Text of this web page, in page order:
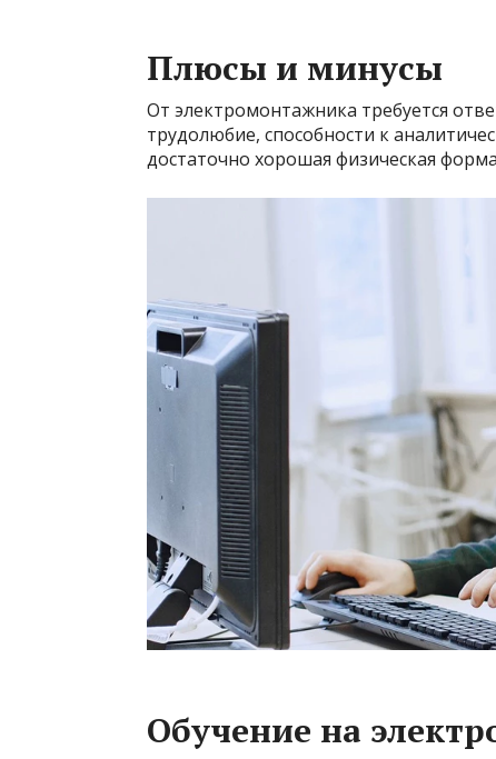
Плюсы и минусы
От электромонтажника требуется
трудолюбие, способности к
достаточно хорошая физическая
Обучение на